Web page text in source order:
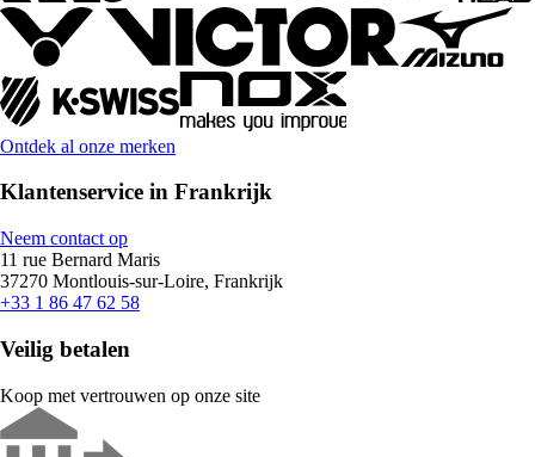
Ontdek al onze merken
Klantenservice in Frankrijk
Neem contact op
11 rue Bernard Maris
37270 Montlouis-sur-Loire, Frankrijk
+33 1 86 47 62 58
Veilig betalen
Koop met vertrouwen op onze site